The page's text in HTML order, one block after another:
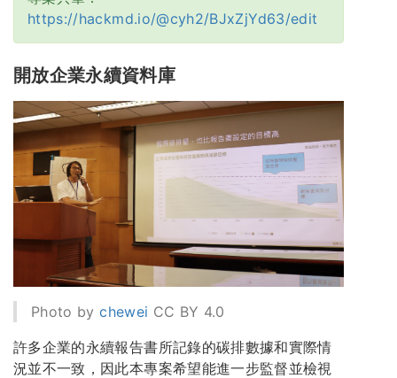
https://hackmd.io/@cyh2/BJxZjYd63/edit
開放企業永續資料庫
Photo bychewei CC BY 4.0
許多企業的永續報告書所記錄的碳排數據和實際情
況並不一致，因此本專案希望能進一步監督並檢視